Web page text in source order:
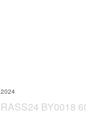
RASS24 BY0018
2024